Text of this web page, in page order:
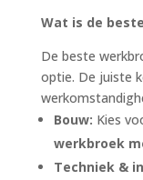
Wat is de
De beste
optie. De juiste
Bouw: Kies
werkbroek
Techniek &